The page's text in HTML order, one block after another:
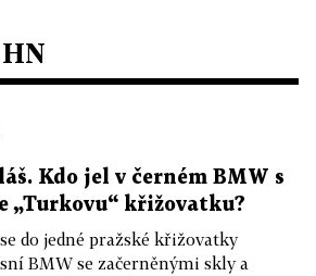
Kdo jel v černém BMW s
„Turkovu“ křižovatku?
do jedné pražské křižovatky
BMW se začerněnými skly a